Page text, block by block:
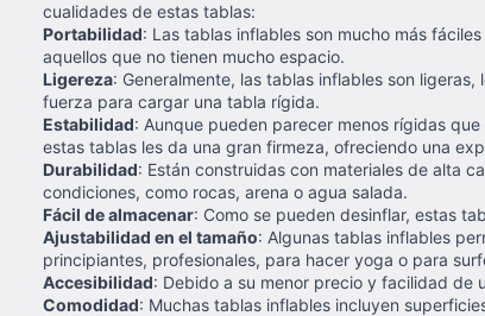
cualidades de estas tablas:
Portabilidad: Las tablas inflables son mucho más
aquellos que no tienen mucho espacio.
Ligereza: Generalmente, las tablas inflables son
fuerza para cargar una tabla rígida.
Estabilidad: Aunque pueden parecer menos rígidas
estas tablas les da una gran firmeza, ofreciendo una
Durabilidad: Están construidas con materiales de alta
condiciones, como rocas, arena o agua salada.
Fácil de almacenar: Como se pueden desinflar, estas
Ajustabilidad en el tamaño: Algunas tablas inflables
principiantes, profesionales, para hacer yoga o para
Accesibilidad: Debido a su menor precio y facilidad de
Comodidad: Muchas tablas inflables incluyen